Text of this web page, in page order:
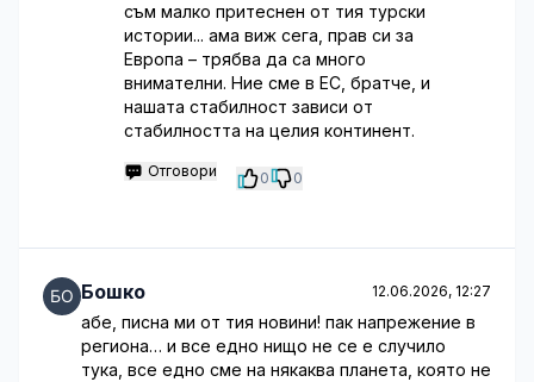
съм малко притеснен от тия турски
истории... ама виж сега, прав си за
Европа – трябва да са много
внимателни. Ние сме в ЕС, братче, и
нашата стабилност зависи от
стабилността на целия континент.
Отговори 0 0
Бошко 12.06.2026, 12:27
абе, писна ми от тия новини! пак напрежение в
региона… и все едно нищо не се е случило
тука, все едно сме на някаква планета, която не